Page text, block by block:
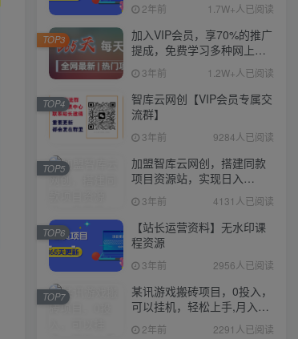
2年前 1.7W+人已阅读
加入VIP会员，享70%的推广
提成，免费学习多种网上创
业课程，菜鸟秒变大神！
3年前 1.2W+人已阅读
TOP3
智库云网创【VIP会员专属交
流群】
3年前 9284人已阅读
TOP4
加盟智库云网创，搭建同款
项目资源站，实现日入
2000+
3年前 4131人已阅读
TOP5
【站长运营资料】无水印课
程资源
3年前 2956人已阅读
TOP6
某讯游戏搬砖项目，0投入，
可以挂机，轻松上手,月入
3000+上不封顶
2年前 2291人已阅读
TOP7